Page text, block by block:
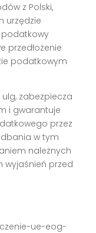
z Polski,
urzędzie
podatkowy
przedłożenie
podatkowym
zabezpiecza
i gwarantuje
przez
w tym
należnych
wyjaśnień przed
ue-eog-